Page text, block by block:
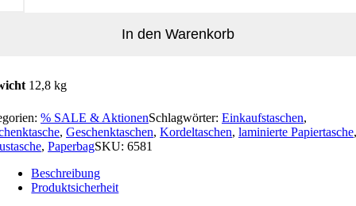
In den Warenkorb
12,8 kg
% SALE & AktionenSchlagwörter: Einkaufstaschen,
, Geschenktaschen, Kordeltaschen, laminierte Papiertasche,
, PaperbagSKU: 6581
Beschreibung
Produktsicherheit